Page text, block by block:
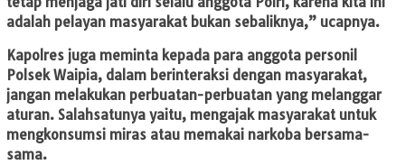
adalah pelayan masyarakat bukan sebaliknya,” ucapnya.
Kapolres juga meminta kepada para anggota personil
Polsek Waipia, dalam berinteraksi dengan masyarakat,
jangan melakukan perbuatan-perbuatan yang melanggar
aturan. Salahsatunya yaitu, mengajak masyarakat untuk
mengkonsumsi miras atau memakai narkoba bersama-
sama.